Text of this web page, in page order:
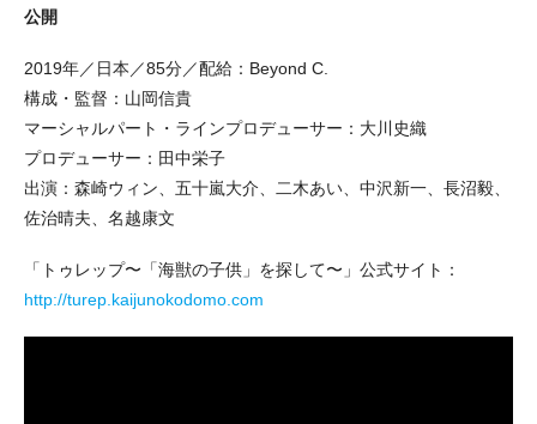
公開
2019年／日本／85分／配給：Beyond C.
構成・監督：山岡信貴
マーシャルパート・ラインプロデューサー：大川史織
プロデューサー：田中栄子
出演：森崎ウィン、五十嵐大介、二木あい、中沢新一、長沼毅、
佐治晴夫、名越康文
「トゥレップ〜「海獣の子供」を探して〜」公式サイト：
http://turep.kaijunokodomo.com